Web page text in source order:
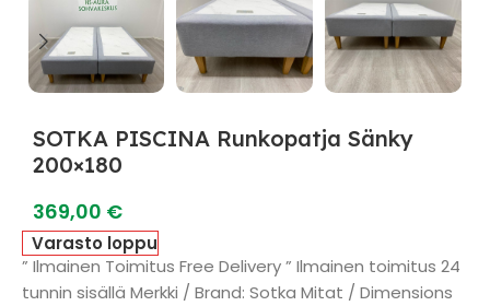
SOTKA PISCINA Runkopatja Sänky
200×180
369,00 €
Varasto loppu
” Ilmainen Toimitus Free Delivery ” Ilmainen toimitus 24
tunnin sisällä Merkki / Brand: Sotka Mitat / Dimensions